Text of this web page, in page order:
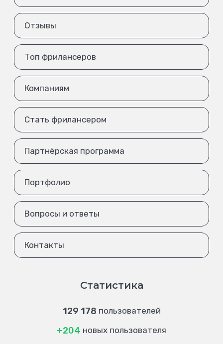
Отзывы
Топ фрилансеров
Компаниям
Стать фрилансером
Партнёрская программа
Портфолио
Вопросы и ответы
Контакты
Статистика
129 178 пользователей
+204 новых пользователя